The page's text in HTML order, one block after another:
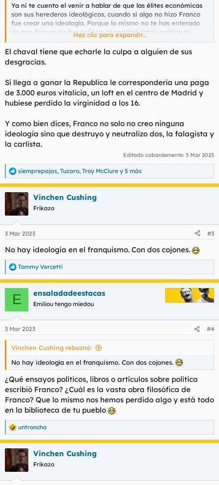
Ya ni te cuento el venir a hablar de que las élites económicas
son sus herederos ideológicos, cuando si algo no hizo Franco
fue crear una ideología. Porque lo mismo no te has enterado
de que Franco no fue político, ni escribió sobre política ni
desarrolló pensamiento filosófico alguno.
Pero que sí, los que nos llenan el país de simios, nos venden las
bondades de vivir solo, de no creer en nada, de disfrutar del
identidad cultural y nacional y exclamar a los cuatro vientos el
orgullo de que te empujen la mierda para adentro, son los
herederos ideológicos de un militar católico
Haz clic para expandir...
El chaval tiene que echarle la culpa a alguien de sus
desgracias.
Si llega a ganar la Republica le corresponderia una paga
de 3.000 euros vitalicia, un loft en el centro de Madrid y
hubiese perdido la virginidad a los 16.
Y como bien dices, Franco no solo no creo ninguna
ideologia sino que destruyo y neutralizo dos, la falagista y
la carlista.
Editado cobardemente: 3 Mar 2023
R
e
a
c
c
i
e
:
siemprepajas, Tuzaro, Troy McClure y 5 más
Vinchen Cushing
Frikazo
3 Mar 2023 #3
No hay ideología en el franquismo. Con dos cojones.
R
e
a
e
s
Tommy Vercetti
E ensaladadeestacas
Emiliou tengo miedou
3 Mar 2023 #4
Vinchen Cushing rebuznó:
No hay ideología en el franquismo. Con dos cojones.
¿Qué ensayos políticos, libros o artículos sobre política
escribió Franco? ¿Cuál es la vasta obra filosófica de
Franco? Que lo mismo nos hemos perdido algo y está todo
en la biblioteca de tu pueblo
R
e
a
c
c
i
untroncho
Vinchen Cushing
Frikazo